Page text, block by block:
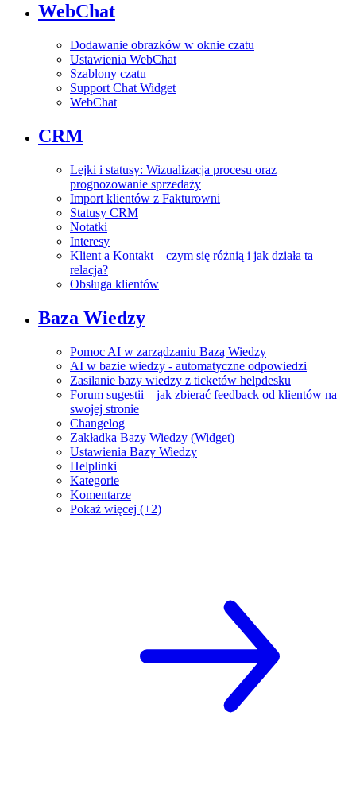
WebChat
Dodawanie obrazków w oknie czatu
Ustawienia WebChat
Szablony czatu
Support Chat Widget
WebChat
CRM
Lejki i statusy: Wizualizacja procesu oraz
prognozowanie sprzedaży
Import klientów z Fakturowni
Statusy CRM
Notatki
Interesy
Klient a Kontakt – czym się różnią i jak działa ta
relacja?
Obsługa klientów
Baza Wiedzy
Pomoc AI w zarządzaniu Bazą Wiedzy
AI w bazie wiedzy - automatyczne odpowiedzi
Zasilanie bazy wiedzy z ticketów helpdesku
Forum sugestii – jak zbierać feedback od klientów na
swojej stronie
Changelog
Zakładka Bazy Wiedzy (Widget)
Ustawienia Bazy Wiedzy
Helplinki
Kategorie
Komentarze
Pokaż więcej (+2)